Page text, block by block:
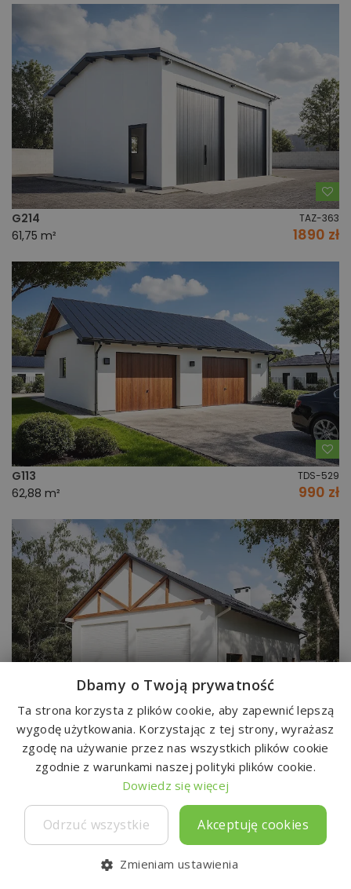
G214 TAZ-363
61,75 m² 1890 zł
G113 TDS-529
62,88 m² 990 zł
G218 TXZ-779
142,23 m² 1890 zł
Ulubione
Dbamy o Twoją prywatność
Ta strona korzysta z plików cookie, aby zapewnić lepszą
wygodę użytkowania. Korzystając z tej strony, wyrażasz
zgodę na używanie przez nas wszystkich plików cookie
zgodnie z warunkami naszej polityki plików cookie.
Dowiedz się więcej
Akceptuję cookies
Odrzuć wszystkie
Zmieniam ustawienia